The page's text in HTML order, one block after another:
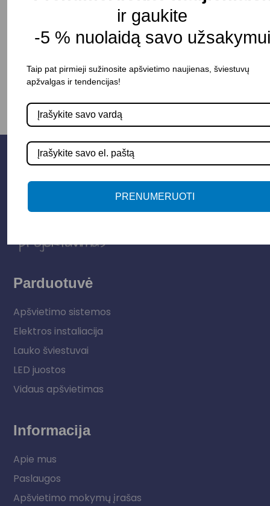
Parduotuvė
Apšvietimo sistemos
Elektros instaliacija
Lauko šviestuvai
LED juostos
Vidaus apšvietimas
Informacija
Apie mus
Paslaugos
Apšvietimo mokymų įrašas
ir gaukite
-5 % nuolaidą savo
Taip pat pirmieji sužinosite apšvietimo naujienas, šviestuvų
apžvalgas ir tendencijas!
PRENUMERUOTI